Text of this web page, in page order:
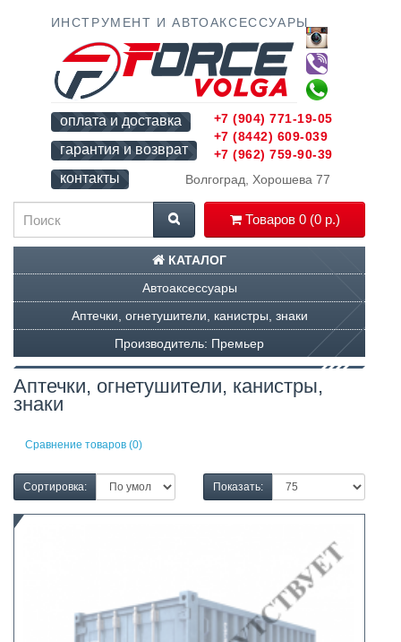
ИНСТРУМЕНТ И АВТОАКСЕССУАРЫ
оплата и доставка
гарантия и возврат
контакты
Волгоград, Хорошева 77
Товаров 0 (0 р.)
+7 (904) 771-19-05
+7 (8442) 609-039
+7 (962) 759-90-39
КАТАЛОГ
Автоаксессуары
Аптечки, огнетушители, канистры, знаки
Производитель: Премьер
Аптечки, огнетушители, канистры,
знаки
Сравнение товаров (0)
Сортировка: Показать: